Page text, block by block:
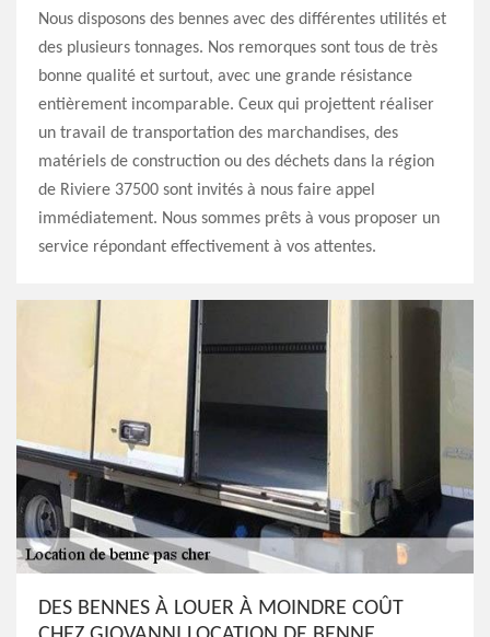
Nous disposons des bennes avec des différentes utilités et
des plusieurs tonnages. Nos remorques sont tous de très
bonne qualité et surtout, avec une grande résistance
entièrement incomparable. Ceux qui projettent réaliser
un travail de transportation des marchandises, des
matériels de construction ou des déchets dans la région
de Riviere 37500 sont invités à nous faire appel
immédiatement. Nous sommes prêts à vous proposer un
service répondant effectivement à vos attentes.
DES BENNES À LOUER À MOINDRE COÛT